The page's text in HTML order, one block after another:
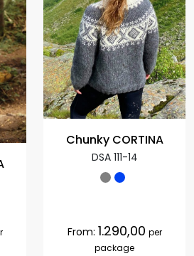
Chunky CORTINA
DSA 111-14
From: 1.290,00 per
package